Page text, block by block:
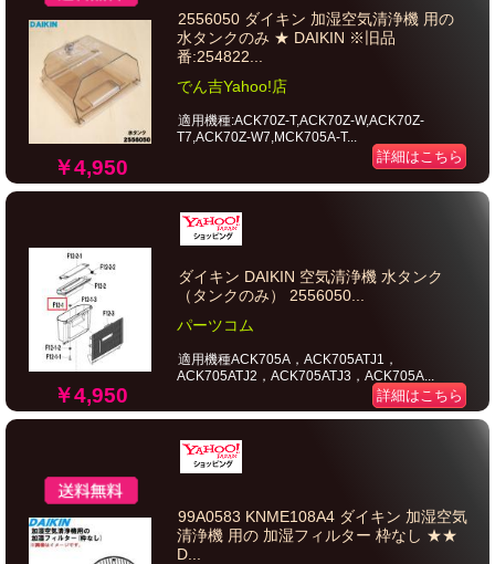
￥4,950
2556050 ダイキン 加湿空気清浄機 用の
水タンクのみ ★ DAIKIN ※旧品
番:254822...
でん吉Yahoo!店
適用機種:ACK70Z-T,ACK70Z-W,ACK70Z-
T7,ACK70Z-W7,MCK705A-T...
詳細はこちら
￥4,950
ダイキン DAIKIN 空気清浄機 水タンク
（タンクのみ） 2556050...
パーツコム
適用機種ACK705A，ACK705ATJ1，
ACK705ATJ2，ACK705ATJ3，ACK705A...
詳細はこちら
99A0583 KNME108A4 ダイキン 加湿空気
清浄機 用の 加湿フィルター 枠なし ★★
D...